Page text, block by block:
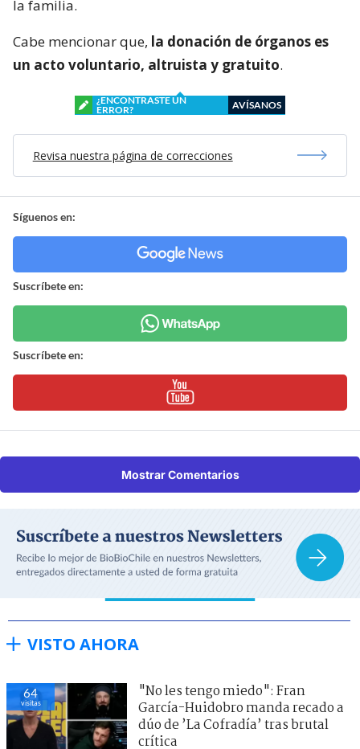
la familia.
Cabe mencionar que, la donación de órganos es
un acto voluntario, altruista y gratuito.
¿ENCONTRASTE UN
ERROR?
AVÍSANOS
Revisa nuestra página de correcciones
Síguenos en:
Suscríbete en:
Suscríbete en:
Mostrar Comentarios
VISTO AHORA
64
visitas
"No les tengo miedo": Fran
García-Huidobro manda recado a
dúo de ’La Cofradía’ tras brutal
crítica